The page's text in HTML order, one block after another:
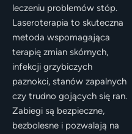
leczeniu problemów stóp.
Laseroterapia to skuteczna
metoda wspomagająca
terapię zmian skórnych,
infekcji grzybiczych
paznokci, stanów zapalnych
czy trudno gojących się ran.
Zabiegi są bezpieczne,
bezbolesne i pozwalają na